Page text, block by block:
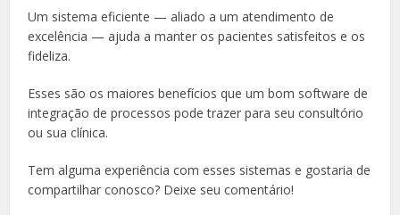
Um sistema eficiente — aliado a um atendimento de
excelência — ajuda a manter os pacientes satisfeitos e os
fideliza.
Esses são os maiores benefícios que um bom software de
integração de processos pode trazer para seu consultório
ou sua clínica.
Tem alguma experiência com esses sistemas e gostaria de
compartilhar conosco? Deixe seu comentário!